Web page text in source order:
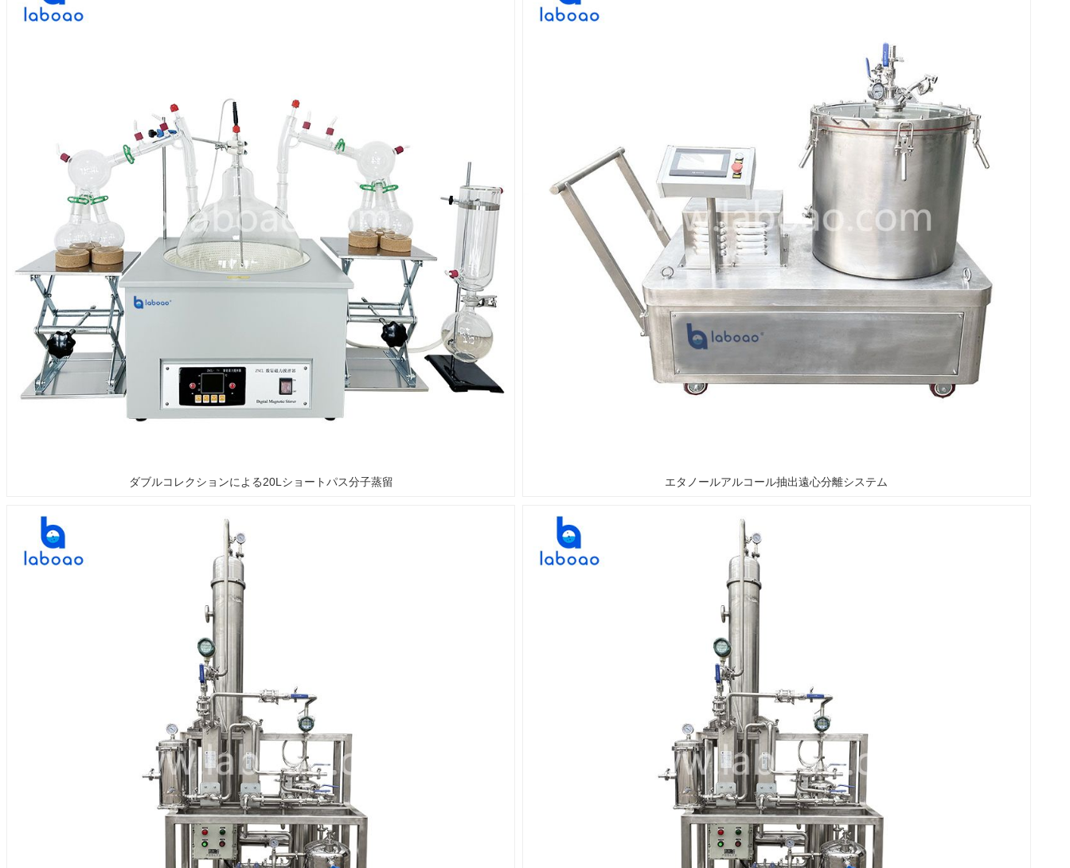
ダブルコレクションによる20Lショートパス分子蒸留 エタノールアルコール抽出遠心分離システム